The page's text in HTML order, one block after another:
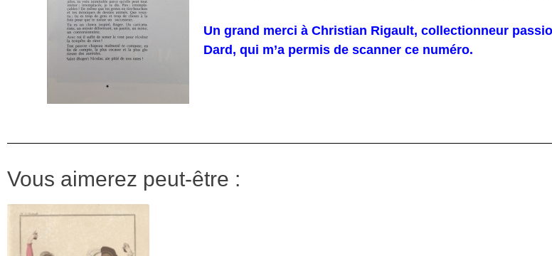
Un grand merci à Christian Rigault, collectionneur
Dard, qui m’a permis de scanner ce numéro.
Vous aimerez peut-être :